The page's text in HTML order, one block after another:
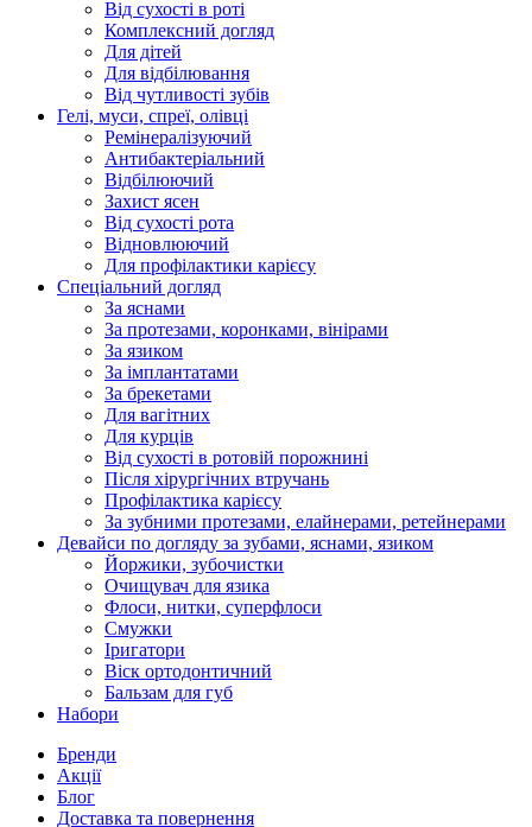
Від сухості в роті
Комплексний догляд
Для дітей
Для відбілювання
Від чутливості зубів
Гелі, муси, спреї, олівці
Ремінералізуючий
Антибактеріальний
Відбілюючий
Захист ясен
Від сухості рота
Відновлюючий
Для профілактики карієсу
Спеціальний догляд
За яснами
За протезами, коронками, вінірами
За язиком
За імплантатами
За брекетами
Для вагітних
Для курців
Від сухості в ротовій порожнині
Після хірургічних втручань
Профілактика карієсу
За зубними протезами, елайнерами, ретейнерами
Девайси по догляду за зубами, яснами, язиком
Йоржики, зубочистки
Очищувач для язика
Флоси, нитки, суперфлоси
Смужки
Іригатори
Віск ортодонтичний
Бальзам для губ
Набори
Бренди
Акції
Блог
Доставка та повернення